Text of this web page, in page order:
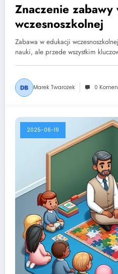
Znaczenie zabawy
wczesnoszkolnej
Zabawa w edukacji
nauki, ale przede wszystkim
Marek Twarożek 0
2025-06-19